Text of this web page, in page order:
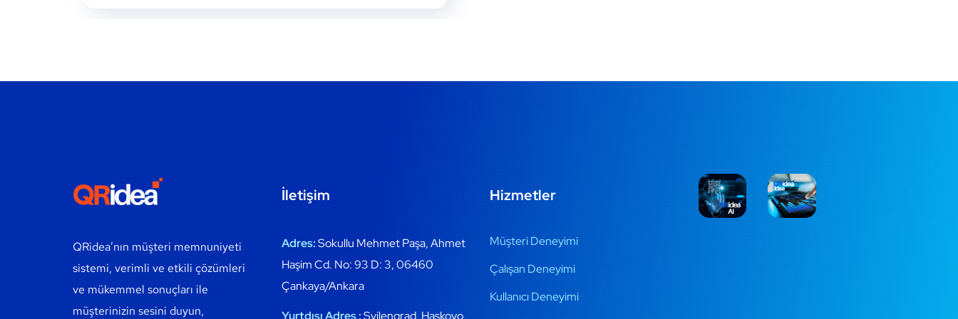
QRidea’nın müşteri memnuniyeti
sistemi, verimli ve etkili çözümleri
ve mükemmel sonuçları ile
müşterinizin sesini duyun,
İletişim
Adres:Sokullu Mehmet Paşa, Ahmet
Haşim Cd. No: 93 D: 3, 06460
Çankaya/Ankara
Yurtdışı Adres :Svilengrad, Haskovo,
Hizmetler
Müşteri Deneyimi
Çalışan Deneyimi
Kullanıcı Deneyimi
QRidea QRidea